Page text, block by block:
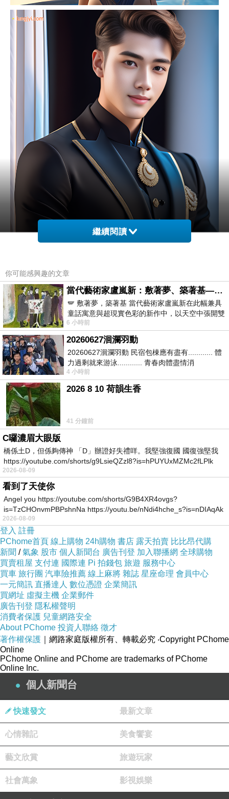
繼續閱讀
你可能感興趣的文章
當代藝術家盧嵐新：敷著夢、築著基——讓筆觸成為存在過的證據，將相遇的溫度熔鑄成新的模樣
🪽 敷著夢，築著基 當代藝術家盧嵐新在此幅兼具
童話寓意與超現實色彩的新作中，以天空中張開雙
翼的神聖形象與地面上聚集的人群對話，
6 小時前
20260627洄瀾羽動
20260627洄瀾羽動 民宿包棟應有盡有............ 體
力過剩就來游泳............ 青春肉體盡情消
磨............ 晚餐不必
4 小時前
2026 8 10 荷韻生香
41 分鐘前
C囉濃眉大眼版
橋係土D，但係夠傳神 「D」辦證好失禮咩。我堅強復國 國復強堅我
https://youtube.com/shorts/g9LsieQZzl8?is=hPUYUxMZMc2fLPlk
2026-08-09
看到了天使你
Angel you https://youtube.com/shorts/G9B4XR4ovgs?
is=TzCHOnvmPBPshnNa https://youtu.be/nNdi4hche_s?is=nDIAqAk
2026-08-09
登入 註冊
PChome首頁 線上購物 24h購物 書店 露天拍賣 比比昂代購
新聞 /氣象 股市 個人新聞台 廣告刊登 加入聯播網 全球購物
買賣租屋 支付連 國際連 Pi 拍錢包 旅遊 服務中心
買車 旅行團 汽車險推薦 線上麻將 雜誌 星座命理 會員中心
一元簡訊 直播達人 數位憑證 企業簡訊
買網址 虛擬主機 企業郵件
廣告刊登 隱私權聲明
消費者保護 兒童網路安全
About PChome 投資人聯絡 徵才
著作權保護 ｜網路家庭版權所有、轉載必究 ‧Copyright PChome
Online
PChome Online and PChome are trademarks of PChome
Online Inc.
個人新聞台
快速發文 最新文章
心情雜記 美食饗宴
藝文欣賞 旅遊玩家
社會萬象 影視娛樂